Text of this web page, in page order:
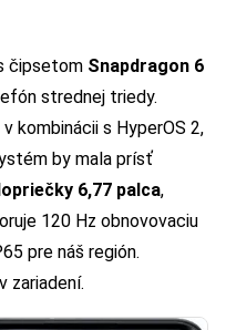
čipsetom Snapdragon 6
strednej triedy.
kombinácii s HyperOS 2,
by mala prísť
6,77 palca,
120 Hz obnovovaciu
pre náš región.
zariadení.